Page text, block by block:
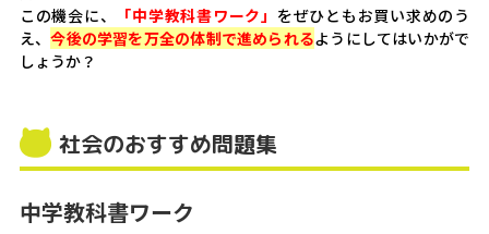
この機会に、
「中学教科書ワーク」 をぜひともお買い求めのう
え、今後の学習を万全の体制で進められるようにしてはいかがで
しょうか？
社会のおすすめ問題集
中学教科書ワーク